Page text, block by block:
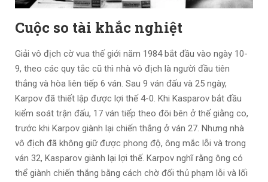
Cuộc so tài khắc nghiệt
Giải vô địch cờ vua thế giới năm 1984 bắt đầu vào ngày 10-
9, theo các quy tắc cũ thì nhà vô địch là người đầu tiên
thắng và hòa liên tiếp 6 ván. Sau 9 ván đấu và 25 ngày,
Karpov đã thiết lập được lợi thế 4-0. Khi Kasparov bắt đầu
kiểm soát trận đấu, 17 ván tiếp theo đôi bên ở thế giằng co,
trước khi Karpov giành lại chiến thắng ở ván 27. Nhưng nhà
vô địch đã không giữ được phong độ, ông mắc lỗi và trong
ván 32, Kasparov giành lại lợi thế. Karpov nghĩ rằng ông có
thể giành chiến thắng bằng cách chờ đối thủ phạm lỗi và lối